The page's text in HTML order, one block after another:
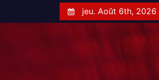
jeu. Août 6th, 2026